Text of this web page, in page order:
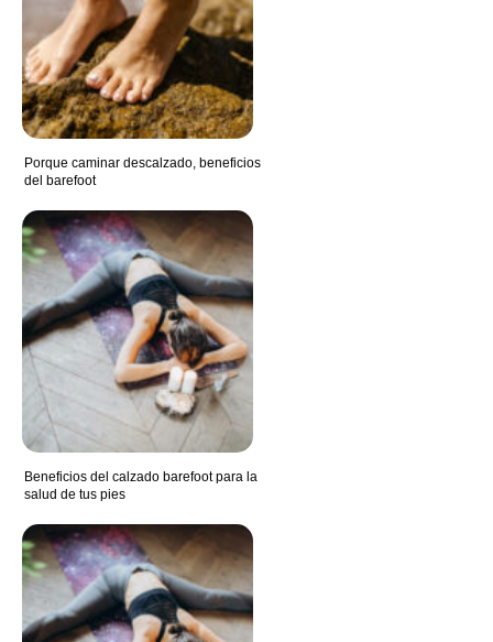
Porque caminar descalzado, beneficios
del barefoot
Beneficios del calzado barefoot para la
salud de tus pies